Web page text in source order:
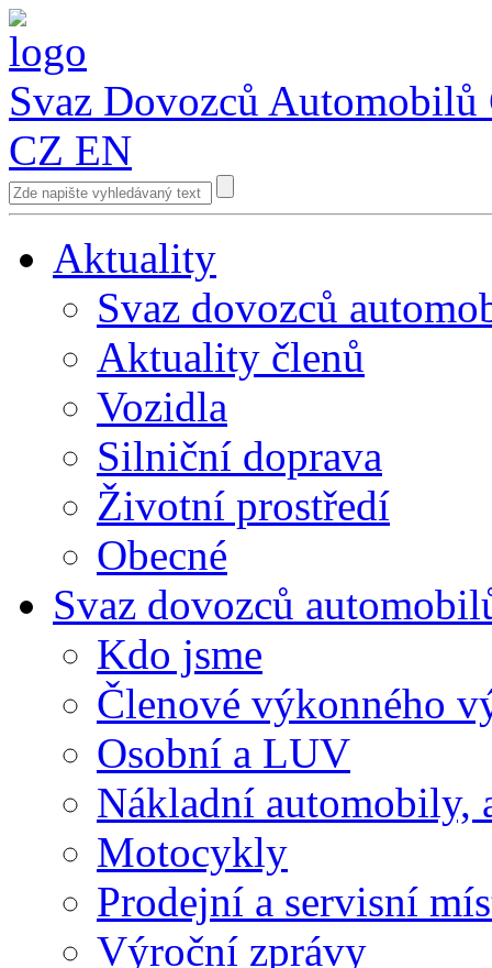
Svaz Dovozců Automobilů
CZ EN
Aktuality
Svaz dovozců
Aktuality členů
Vozidla
Silniční doprava
Životní prostředí
Obecné
Svaz dovozců
Kdo jsme
Členové výkonného
Osobní a LUV
Nákladní automobily,
Motocykly
Prodejní a servisní
Výroční zprávy